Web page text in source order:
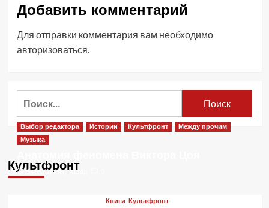
Добавить комментарий
Для отправки комментария вам необходимо
авторизоваться.
Культфронт
Выбор редактора Истории Культфронт
Между прочим
Музыка
1 месяц тому назад
Книги Культфронт